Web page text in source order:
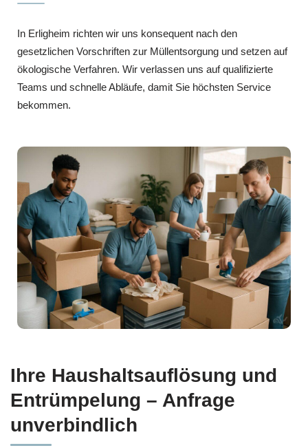
In Erligheim richten wir uns konsequent nach den
gesetzlichen Vorschriften zur Müllentsorgung und setzen auf
ökologische Verfahren. Wir verlassen uns auf qualifizierte
Teams und schnelle Abläufe, damit Sie höchsten Service
bekommen.
Ihre Haushaltsauflösung und
Entrümpelung – Anfrage
unverbindlich